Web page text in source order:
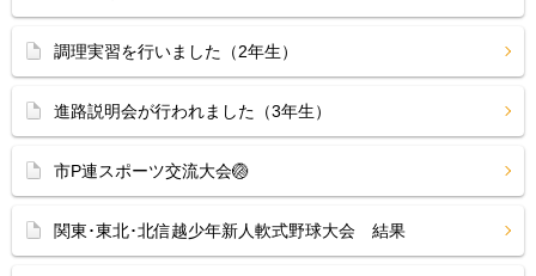
調理実習を行いました（2年生）
進路説明会が行われました（3年生）
市P連スポーツ交流大会🏐
関東･東北･北信越少年新人軟式野球大会 結果